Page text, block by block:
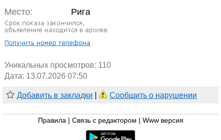
Место: Рига
Уникальных просмотров: 110
Дата: 13.07.2026 07:50
Добавить в закладки Сообщить о нарушении
Правила Связь с редактором Www версия